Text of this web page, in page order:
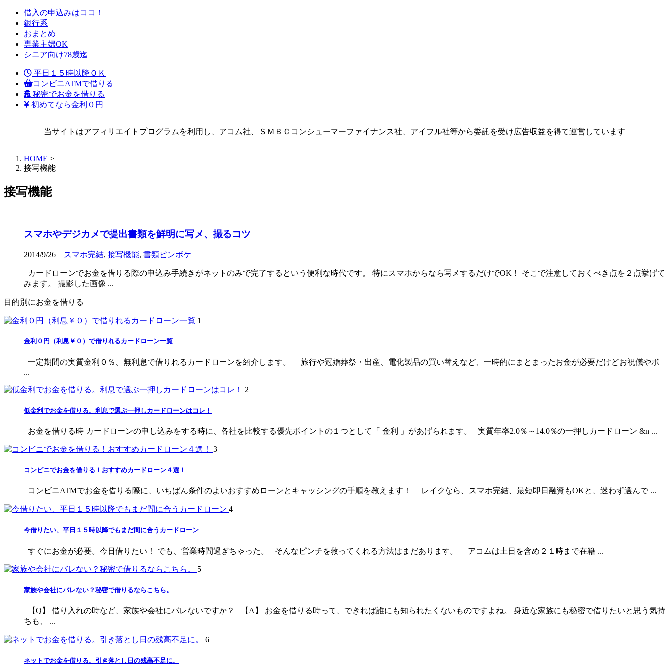
借入の申込みはココ！
銀行系
おまとめ
専業主婦OK
シニア向け78歳迄
平日１５時以降ＯＫ
コンビニATMで借りる
秘密でお金を借りる
初めてなら金利０円
当サイトはアフィリエイトプログラムを利用し、アコム社、ＳＭＢＣコンシューマーファイナンス社、アイフル社等から委託を受け広告収益を得て運営しています
HOME >
接写機能
接写機能
スマホやデジカメで提出書類を鮮明に写メ、撮るコツ
2014/9/26 スマホ完結, 接写機能, 書類ピンボケ
カードローンでお金を借りる際の申込み手続きがネットのみで完了するという便利な時代です。 特にスマホからなら写メするだけでOK！ そこで注意しておくべき点を２点挙げて
みます。 撮影した画像 ...
目的別にお金を借りる
1
金利０円（利息￥０）で借りれるカードローン一覧
一定期間の実質金利０％、無利息で借りれるカードローンを紹介します。 旅行や冠婚葬祭・出産、電化製品の買い替えなど、一時的にまとまったお金が必要だけどお祝儀やボ
...
2
低金利でお金を借りる。利息で選ぶ一押しカードローンはコレ！
お金を借りる時 カードローンの申し込みをする時に、各社を比較する優先ポイントの１つとして「 金利 」があげられます。 実質年率2.0％～14.0％の一押しカードローン &n ...
3
コンビニでお金を借りる！おすすめカードローン４選！
コンビニATMでお金を借りる際に、いちばん条件のよいおすすめローンとキャッシングの手順を教えます！ レイクなら、スマホ完結、最短即日融資もOKと、迷わず選んで ...
4
今借りたい、平日１５時以降でもまだ間に合うカードローン
すぐにお金が必要。今日借りたい！ でも、営業時間過ぎちゃった。 そんなピンチを救ってくれる方法はまだあります。 アコムは土日を含め２１時まで在籍 ...
5
家族や会社にバレない？秘密で借りるならこちら。
【Q】 借り入れの時など、家族や会社にバレないですか？ 【A】 お金を借りる時って、できれば誰にも知られたくないものですよね。 身近な家族にも秘密で借りたいと思う気持
ちも、 ...
6
ネットでお金を借りる。引き落とし日の残高不足に。